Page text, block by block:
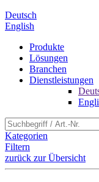
Deutsch
English
Produkte
Lösungen
Branchen
Dienstleistungen
Kategorien
Filtern
zurück zur Übersicht